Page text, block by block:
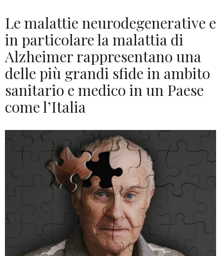
Le malattie neurodegenerative e
in particolare la malattia di
Alzheimer rappresentano una
delle più grandi sfide in ambito
sanitario e medico in un Paese
come l’Italia